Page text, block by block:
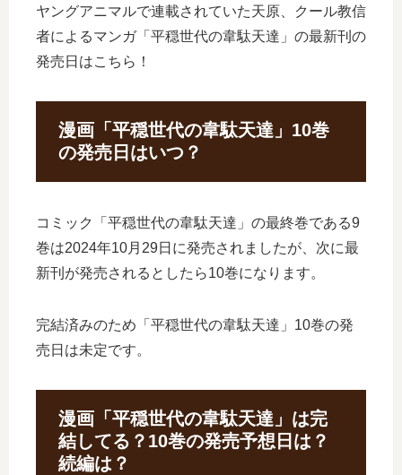
ヤングアニマルで連載されていた天原、クール教信
者によるマンガ「平穏世代の韋駄天達」の最新刊の
発売日はこちら！
漫画「平穏世代の韋駄天達」10巻
の発売日はいつ？
コミック「平穏世代の韋駄天達」の最終巻である9
巻は2024年10月29日に発売されましたが、次に最
新刊が発売されるとしたら10巻になります。
完結済みのため「平穏世代の韋駄天達」10巻の発
売日は未定です。
漫画「平穏世代の韋駄天達」は完
結してる？10巻の発売予想日は？
続編は？